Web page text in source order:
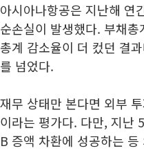
아시아나항공은 지난해 연
순손실이 발생했다. 부채
총계 감소율이 더 컸던 결
를 넘었다.
재무 상태만 본다면 외부
이라는 평가다. 다만, 지난
B 증액 차환에 성공하는